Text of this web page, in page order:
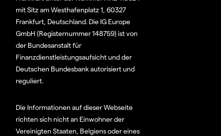
mit Sitz am Westhafenplatz 1, 60327
Frankfurt, Deutschland. Die IG Europe
GmbH (Registernummer 148759) ist von
der Bundesanstalt für
Finanzdienstleistungsaufsicht und der
Deutschen Bundesbank autorisiert und
reguliert.
Die Informationen auf dieser Webseite
richten sich nicht an Einwohner der
Vereinigten Staaten, Belgiens oder eines